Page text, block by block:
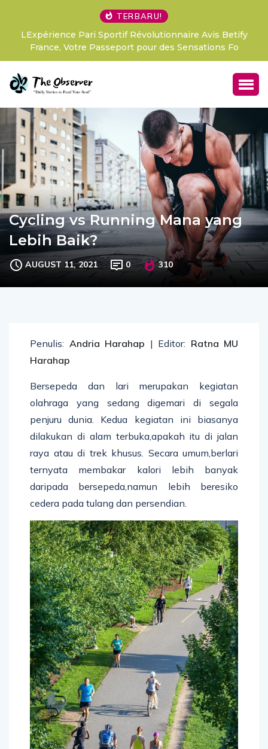
TERBARU!
LExpérience Pari Sportif Révolutionnaire Avis Betify
France, Votre Passeport pour des Sensations Fo
Cycling vs Running Mana yang
Lebih Baik?
AUGUST 11, 2021 0 310
Penulis: Andria Harahap | Editor: Ratna MU
Harahap
Bersepeda dan lari merupakan kegiatan
olahraga yang sedang digemari di segala
penjuru dunia. Kedua kegiatan ini biasanya
dilakukan di alam terbuka,apakah itu di jalan
raya atau di trek khusus. Secara umum,berlari
ternyata membakar kalori lebih banyak
daripada bersepeda,namun lebih beresiko
cedera pada tulang dan persendian.